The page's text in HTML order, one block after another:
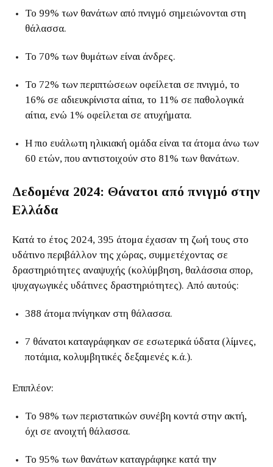
Το 99% των θανάτων από πνιγμό σημειώνονται στη
θάλασσα.
Το 70% των θυμάτων είναι άνδρες.
Το 72% των περιπτώσεων οφείλεται σε πνιγμό, το
16% σε αδιευκρίνιστα αίτια, το 11% σε παθολογικά
αίτια, ενώ 1% οφείλεται σε ατυχήματα.
Η πιο ευάλωτη ηλικιακή ομάδα είναι τα άτομα άνω των
60 ετών, που αντιστοιχούν στο 81% των θανάτων.
Δεδομένα 2024: Θάνατοι από πνιγμό στην
Ελλάδα
Κατά το έτος 2024, 395 άτομα έχασαν τη ζωή τους στο
υδάτινο περιβάλλον της χώρας, συμμετέχοντας σε
δραστηριότητες αναψυχής (κολύμβηση, θαλάσσια σπορ,
ψυχαγωγικές υδάτινες δραστηριότητες). Από αυτούς:
388 άτομα πνίγηκαν στη θάλασσα.
7 θάνατοι καταγράφηκαν σε εσωτερικά ύδατα (λίμνες,
ποτάμια, κολυμβητικές δεξαμενές κ.ά.).
Επιπλέον:
Το 98% των περιστατικών συνέβη κοντά στην ακτή,
όχι σε ανοιχτή θάλασσα.
Το 95% των θανάτων καταγράφηκε κατά την